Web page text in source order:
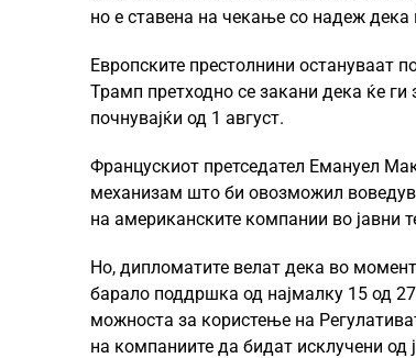
но е ставена на чекање со надеж
Европските престолнини остануваат
Трамп претходно се закани дека ќе ги
почнувајќи од 1 август.
Францускиот претседател Емануел
механизам што би овозможил
на американските компании во јавни
Но, дипломатите велат дека во
барало поддршка од најмалку 15 од
можноста за користење на
на компаниите да бидат исклучени од